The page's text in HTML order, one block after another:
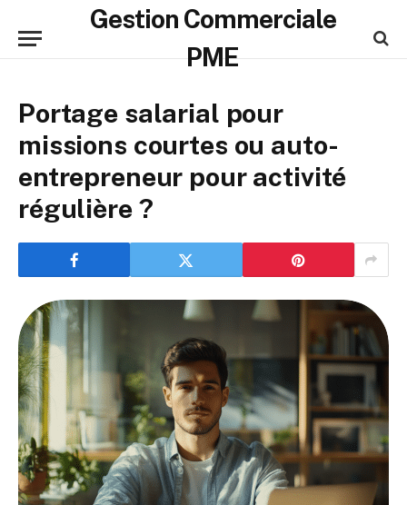
Gestion Commerciale
PME
Portage salarial pour
missions courtes ou auto-
entrepreneur pour activité
régulière ?